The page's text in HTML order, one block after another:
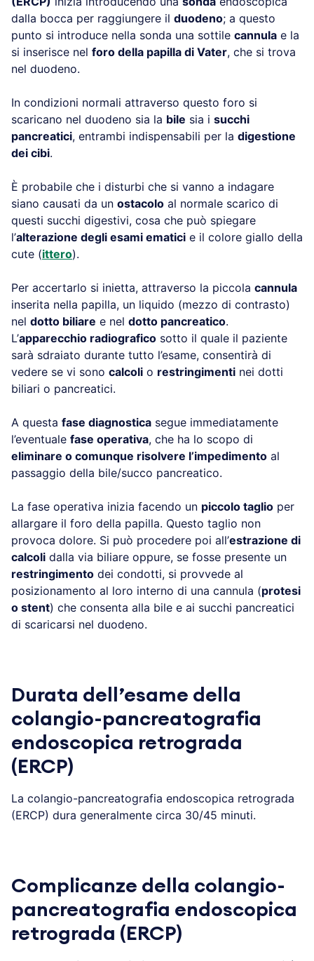
dalla bocca per raggiungere il duodeno; a questo
punto si introduce nella sonda una sottile cannula e la
si inserisce nel foro della papilla di Vater, che si trova
nel duodeno.
In condizioni normali attraverso questo foro si
scaricano nel duodeno sia la bile sia i succhi
pancreatici, entrambi indispensabili per la digestione
dei cibi.
È probabile che i disturbi che si vanno a indagare
siano causati da un ostacolo al normale scarico di
questi succhi digestivi, cosa che può spiegare
l’alterazione degli esami ematici e il colore giallo della
cute (ittero).
Per accertarlo si inietta, attraverso la piccola cannula
inserita nella papilla, un liquido (mezzo di contrasto)
nel dotto biliare e nel dotto pancreatico.
L’apparecchio radiografico sotto il quale il paziente
sarà sdraiato durante tutto l’esame, consentirà di
vedere se vi sono calcoli o restringimenti nei dotti
biliari o pancreatici.
A questa fase diagnostica segue immediatamente
l’eventuale fase operativa, che ha lo scopo di
eliminare o comunque risolvere l’impedimento al
passaggio della bile/succo pancreatico.
La fase operativa inizia facendo un piccolo taglio per
allargare il foro della papilla. Questo taglio non
provoca dolore. Si può procedere poi all’estrazione di
calcoli dalla via biliare oppure, se fosse presente un
restringimento dei condotti, si provvede al
posizionamento al loro interno di una cannula (protesi
o stent) che consenta alla bile e ai succhi pancreatici
di scaricarsi nel duodeno.
Durata dell’esame della
colangio-pancreatografia
endoscopica retrograda
(ERCP)
La colangio-pancreatografia endoscopica retrograda
(ERCP) dura generalmente circa 30/45 minuti.
Complicanze della colangio-
pancreatografia endoscopica
retrograda (ERCP)